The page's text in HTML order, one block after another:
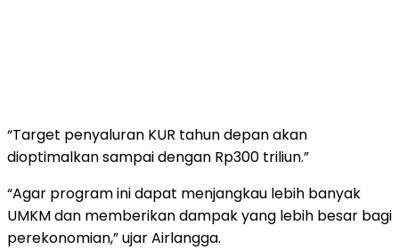
“Target penyaluran KUR tahun depan akan
dioptimalkan sampai dengan Rp300 triliun.”
“Agar program ini dapat menjangkau lebih banyak
UMKM dan memberikan dampak yang lebih besar bagi
perekonomian,” ujar Airlangga.